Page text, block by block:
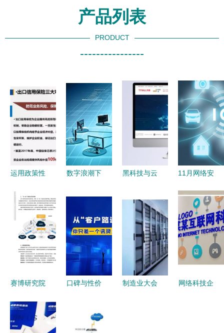
产品列表
PRODUCT
----------------
运用政策性
险，为农产
品出口保驾
护航——中
国出口信用
保险公司客
户服务部总
在首届中国
古田食用菌
数字浪潮下
起与网络技
术赋能
黑科技与云
气简约的蓝
色数字世界
11月网络安
事件盘点
网络技术服
务领域的新
动向与挑战
赛博研究院
接触新经济
安全治理报
口碑与性价
Geo源头工
厂品牌网络
制造业大会
网络科技企